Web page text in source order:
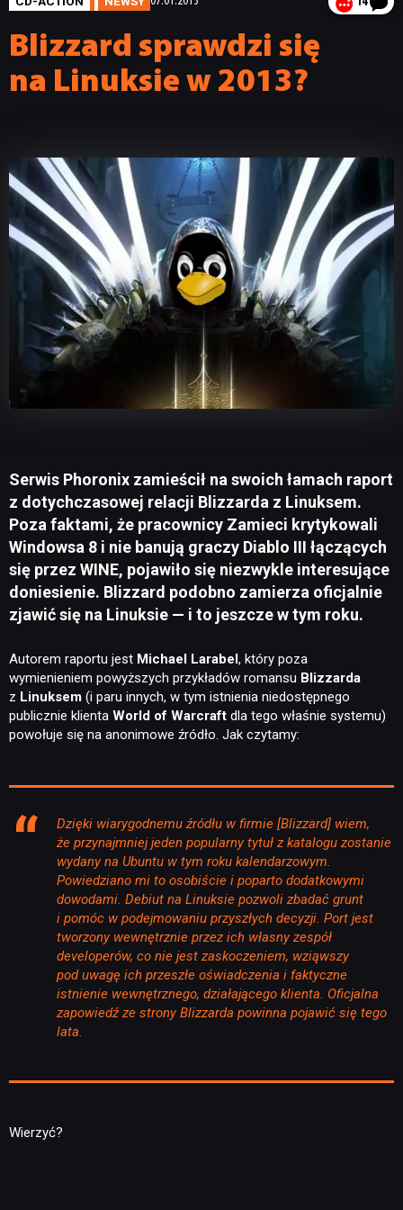
Blizzard sprawdzi się
na Linuksie w 2013?
Serwis Phoronix zamieścił na swoich łamach raport
z dotychczasowej relacji Blizzarda z Linuksem.
Poza faktami, że pracownicy Zamieci krytykowali
Windowsa 8 i nie banują graczy Diablo III łączących
się przez WINE, pojawiło się niezwykle interesujące
doniesienie. Blizzard podobno zamierza oficjalnie
zjawić się na Linuksie — i to jeszcze w tym roku.
Autorem raportu jest Michael Larabel, który poza
wymienieniem powyższych przykładów romansu Blizzarda
z Linuksem (i paru innych, w tym istnienia niedostępnego
publicznie klienta World of Warcraft dla tego właśnie systemu)
powołuje się na anonimowe źródło. Jak czytamy:
Dzięki wiarygodnemu źródłu w firmie [Blizzard] wiem,
że przynajmniej jeden popularny tytuł z katalogu zostanie
wydany na Ubuntu w tym roku kalendarzowym.
Powiedziano mi to osobiście i poparto dodatkowymi
dowodami. Debiut na Linuksie pozwoli zbadać grunt
i pomóc w podejmowaniu przyszłych decyzji. Port jest
tworzony wewnętrznie przez ich własny zespół
developerów, co nie jest zaskoczeniem, wziąwszy
pod uwagę ich przeszłe oświadczenia i faktyczne
istnienie wewnętrznego, działającego klienta. Oficjalna
zapowiedź ze strony Blizzarda powinna pojawić się tego
lata.
Wierzyć?